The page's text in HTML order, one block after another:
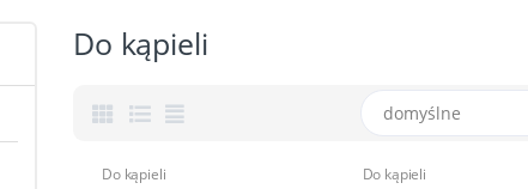
Do kąpieli
domyślne
Do kąpieli Do kąpieli